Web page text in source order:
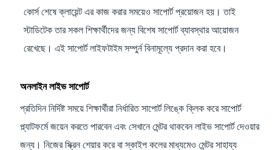
কোর্স শেষে ক্লায়েন্ট এর কাজ করার সময়েও সাপোর্ট প্রয়োজন হয়। তাই
স্টাডিটেক তার সকল শিক্ষার্থীদের জন্য বিশেষ সাপোর্ট ব্যাবস্থার আয়োজন
রেখেছে। এই সাপোর্ট লাইফটাইম সম্পুর্ন বিনামূল্যে প্রদান করা হবে।
অনলাইন লাইভ সাপোর্ট
প্রতিদিন নির্দিষ্ট সময়ে শিক্ষার্থীরা নির্ধারিত সাপোর্ট লিঙ্কে ক্লিক করে সাপোর্ট
প্ল্যাটফর্মে জয়েন করতে পারবেন এবং সেখানে মেন্টর থাকবেন লাইভ সাপোর্ট দেওয়ার
জন্য। নিজের স্ক্রিন শেয়ার করে বা স্কাইপ কলের মাধ্যমেও মেন্টর সাহায্য